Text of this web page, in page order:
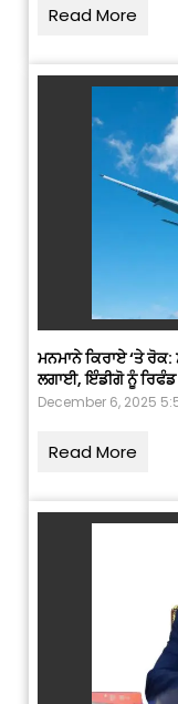
Read More
ਮਨਮਾਨੇ ਕਿਰਾਏ ‘ਤੇ ਰੋਕ:
ਲਗਾਈ, ਇੰਡੀਗੋ ਨੂੰ
December 6, 2025
Read More